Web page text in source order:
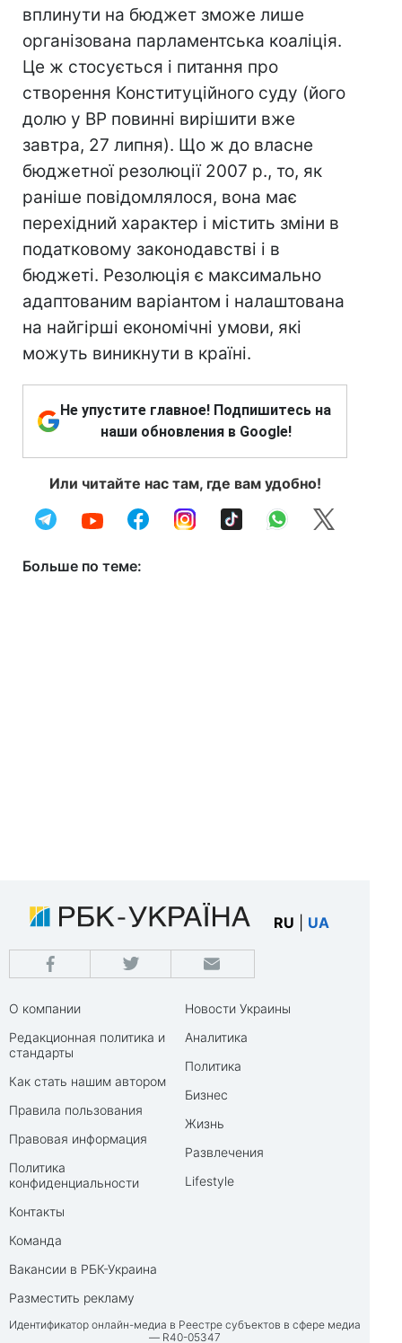
вплинути на бюджет зможе лише
організована парламентська коаліція.
Це ж стосується і питання про
створення Конституційного суду (його
долю у ВР повинні вирішити вже
завтра, 27 липня). Що ж до власне
бюджетної резолюції 2007 р., то, як
раніше повідомлялося, вона має
перехідний характер і містить зміни в
податковому законодавстві і в
бюджеті. Резолюція є максимально
адаптованим варіантом і налаштована
на найгірші економічні умови, які
можуть виникнути в країні.
Не упустите главное! Подпишитесь на
наши обновления в Google!
Или читайте нас там, где вам удобно!
Больше по теме:
RU UA
О компании
Редакционная политика и
стандарты
Как стать нашим автором
Правила пользования
Правовая информация
Политика
конфиденциальности
Контакты
Команда
Вакансии в РБК-Украина
Разместить рекламу
Новости Украины
Аналитика
Политика
Бизнес
Жизнь
Развлечения
Lifestyle
Идентификатор онлайн-медиа в Реестре субъектов в сфере медиа
— R40-05347